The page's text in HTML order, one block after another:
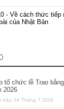
- Về cách thức tiếp
của Nhật Bản
tổ chức lễ Trao
2026
bảy, 04 Tháng 7 2026